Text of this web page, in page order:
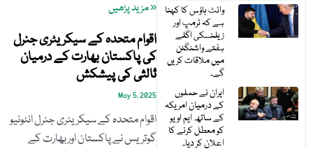
وائٹ ہاؤس کا کہنا
ہے کہ ٹرمپ اور
زیلنسکی اگلے
ہفتے واشنگٹن
میں ملاقات کریں
گے۔
ایران نے حملوں
کے درمیان امریکہ
کے ساتھ ایم او یو
کو معطل کرنے کا
اعلان کر دیا۔
« مزید پڑھیں
اقوام متحدہ کے سیکریٹری جنرل
کی پاکستان بھارت کے درمیان
ثالثی کی پیشکش
May 5, 2025
اقوام متحدہ کے سیکریٹری جنرل انٹونیو
گوتریس نے پاکستان اور بھارت کے